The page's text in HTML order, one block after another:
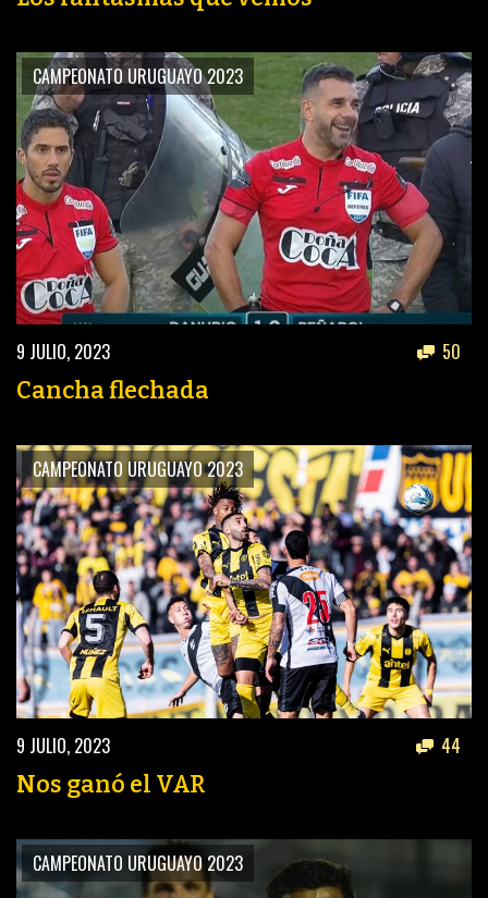
PEÑAS
ENCUESTAS
EDITORIALES
CAMPEONATO URUGUAYO 2023
9 JULIO, 2023 50
Cancha flechada
CAMPEONATO URUGUAYO 2023
9 JULIO, 2023 44
Nos ganó el VAR
CAMPEONATO URUGUAYO 2023